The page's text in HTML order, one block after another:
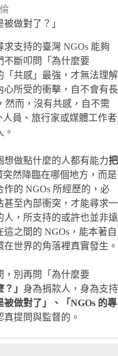
做對了？」
求支持的臺灣 NGOs 能夠
不斷叩問「為什麼要
「共感」最強，才無法理解
所受的衝擊，自不會有長
然而，沒有共感，自不需
員、旅行家或媒體工作者
想做點什麼的人都有能力把
突然降臨在哪個地方，而是
的 NGOs 所經歷的，必
甚至內部衝突，才能尋求一
，所支持的或許也並非遠
之間的 NGOs，能本著自
世界的角落裡真實發生。
，別再問「為什麼要
」 身為捐款人，身為支持
被做對了」、「NGOs 的專
真提問與監督的。